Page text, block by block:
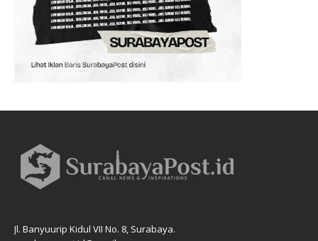
Jl. Banyuurip Kidul VII No. 8, Surabaya.